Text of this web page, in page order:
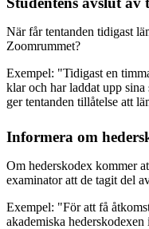
När får tentanden tidigast
Zoomrummet?
Exempel: "Tidigast en
klar och har laddat upp sina
ger tentanden tillåtelse att
Informera om
Om hederskodex kommer
examinator att de tagit del
Exempel: "För att få
akademiska